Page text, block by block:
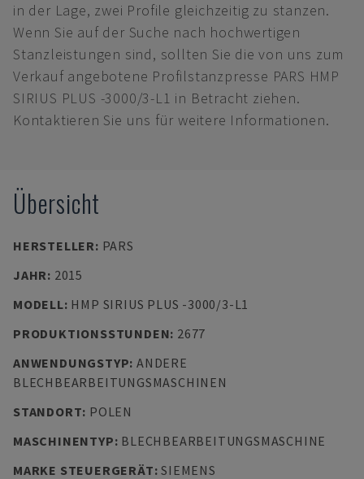
in der Lage, zwei Profile gleichzeitig zu stanzen.
Wenn Sie auf der Suche nach hochwertigen
Stanzleistungen sind, sollten Sie die von uns zum
Verkauf angebotene Profilstanzpresse PARS HMP
SIRIUS PLUS -3000/3-L1 in Betracht ziehen.
Kontaktieren Sie uns für weitere Informationen.
Übersicht
HERSTELLER: PARS
JAHR: 2015
MODELL: HMP SIRIUS PLUS -3000/3-L1
PRODUKTIONSSTUNDEN: 2677
ANWENDUNGSTYP: ANDERE
BLECHBEARBEITUNGSMASCHINEN
STANDORT: POLEN
MASCHINENTYP: BLECHBEARBEITUNGSMASCHINE
MARKE STEUERGERÄT:SIEMENS